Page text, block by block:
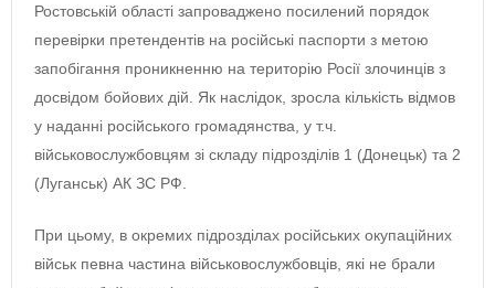
Ростовській області запроваджено посилений порядок
перевірки претендентів на російські паспорти з метою
запобігання проникненню на територію Росії злочинців з
досвідом бойових дій. Як наслідок, зросла кількість відмов
у наданні російського громадянства, у т.ч.
військовослужбовцям зі складу підрозділів 1 (Донецьк) та 2
(Луганськ) АК ЗС РФ.
При цьому, в окремих підрозділах російських окупаційних
військ певна частина військовослужбовців, які не брали